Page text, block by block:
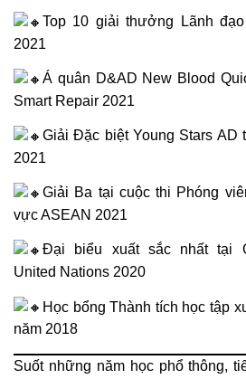
Top 10 giải thưởng Lãnh
2021
Á quân D&AD New Blood
Smart Repair 2021
Giải Đặc biệt Young Stars AD
2021
Giải Ba tại cuộc thi Phóng
vực ASEAN 2021
Đại biểu xuất sắc nhất tại
United Nations 2020
Học bổng Thành tích học tập
năm 2018
Suốt những năm học phổ thông,